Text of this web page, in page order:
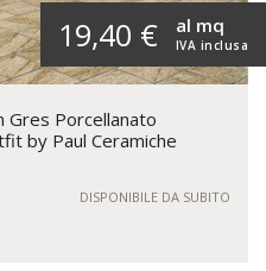
19,40 € IVA inclusa
al mq
Gres Porcellanato
by Paul Ceramiche
DISPONIBILE DA SUBITO